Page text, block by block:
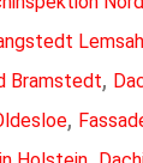
Bramstedt,
,